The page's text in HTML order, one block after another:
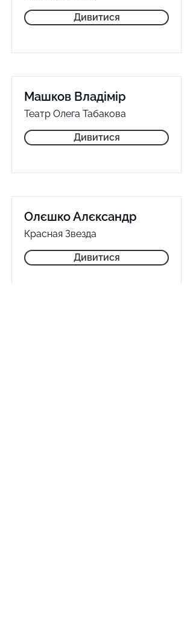
Дивитися
Машков Владімір
Театр Олега Табакова
Дивитися
Олєшко Алєксандр
Красная Звезда
Дивитися